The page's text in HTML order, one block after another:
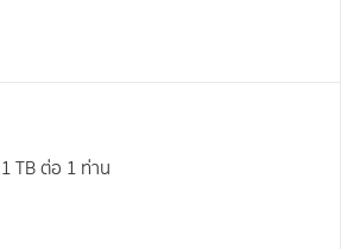
1 TB ต่อ 1 ท่าน